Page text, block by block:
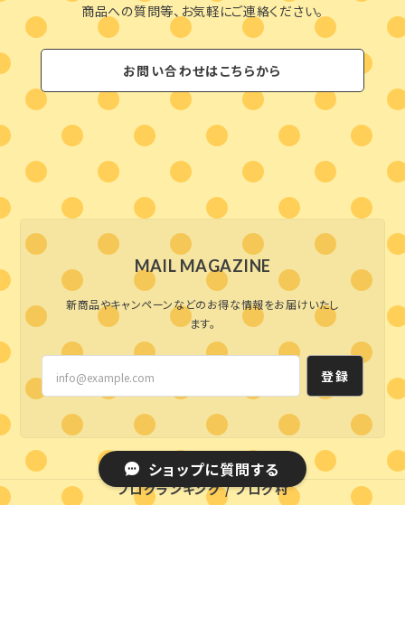
商品への質問等、お気軽にご連絡ください。
お問い合わせはこちらから
MAIL MAGAZINE
新商品やキャンペーンなどのお得な情報をお届けいたし
ます。
登録
ブログランキング/ブログ村
ショップに質問する